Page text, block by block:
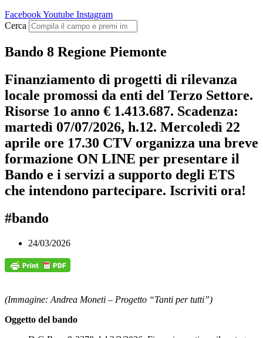
FacebookYoutube Instagram
Cerca
Bando 8 Regione Piemonte
Finanziamento di progetti di rilevanza
locale promossi da enti del Terzo Settore.
Risorse 1o anno € 1.413.687. Scadenza:
martedì 07/07/2026, h.12. Mercoledì 22
aprile ore 17.30 CTV organizza una breve
formazione ON LINE per presentare il
Bando e i servizi a supporto degli ETS
che intendono partecipare. Iscriviti ora!
#bando
24/03/2026
(Immagine: Andrea Moneti – Progetto “Tanti per tutti”)
Oggetto del bando